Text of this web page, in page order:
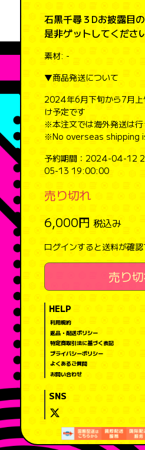
石黒千尋３Dお披露目
是非ゲットしてくださ
素材: -
▼商品発送について
2024年6月下旬から7月上
け予定です
※本注文では海外発送は行
※No overseas shipping
予約期間：2024-04-12
05-13 19:00:00
売り切れ
6,000円 税込み
ログインすると送料が確
売り
HELP
利用規約
返品・配送ポリシー
特定商取引法に基づく表記
プライバシーポリシー
よくあるご質問
お問い合わせ
SNS